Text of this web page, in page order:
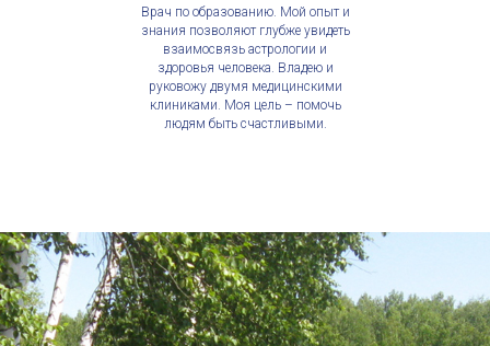
Врач по образованию. Мой опыт и
знания позволяют глубже увидеть
взаимосвязь астрологии и
здоровья человека. Владею и
руковожу двумя медицинскими
клиниками. Моя цель – помочь
людям быть счастливыми.